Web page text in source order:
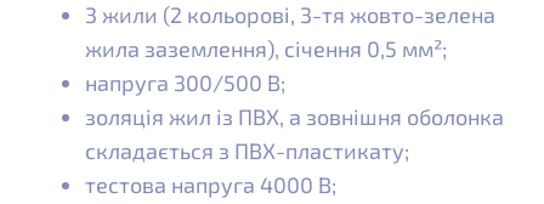
3 жили (2 кольорові, 3-тя жовто-зелена
жила заземлення), січення 0,5 мм²;
напруга 300/500 В;
золяція жил із ПВХ, а зовнішня оболонка
складається з ПВХ-пластикату;
тестова напруга 4000 В;